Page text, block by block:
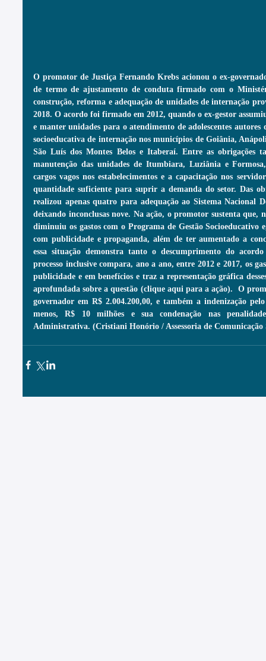
O promotor de Justiça Fernando Krebs acionou o ex-
de termo de ajustamento de conduta firmado com o
construção, reforma e adequação de unidades de internação
2018. O acordo foi firmado em 2012, quando o ex-gestor
e manter unidades para o atendimento de adolescentes
socioeducativa de internação nos municípios de Goiânia,
São Luís dos Montes Belos e Itaberaí. Entre as obrigações
manutenção das unidades de Itumbiara, Luziânia e
cargos vagos nos estabelecimentos e a capacitação nos
quantidade suficiente para suprir a demanda do setor. Das
realizou apenas quatro para adequação ao Sistema Nacional
deixando inconclusas nove. Na ação, o promotor sustenta que,
diminuiu os gastos com o Programa de Gestão Socioeducativo
com publicidade e propaganda, além de ter aumentado a
essa situação demonstra tanto o descumprimento do
processo inclusive compara, ano a ano, entre 2012 e 2017, os
publicidade e em benefícios e traz a representação gráfica
aprofundada sobre a questão (clique aqui para a ação).  O
governador em R$ 2.004.200,00, e também a indenização
menos, R$ 10 milhões e sua condenação nas
Administrativa. (Cristiani Honório / Assessoria de